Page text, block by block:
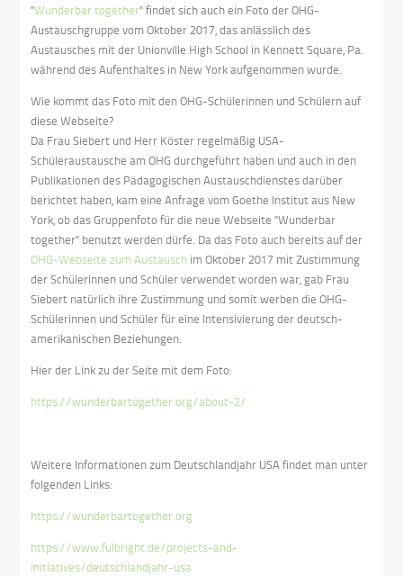
"Wunderbar together" findet sich auch ein Foto der OHG-
Austauschgruppe vom Oktober 2017, das anlässlich des
Austausches mit der Unionville High School in Kennett Square, Pa.
während des Aufenthaltes in New York aufgenommen wurde.
Wie kommt das Foto mit den OHG-Schülerinnen und Schülern auf
diese Webseite?
Da Frau Siebert und Herr Köster regelmäßig USA-
Schüleraustausche am OHG durchgeführt haben und auch in den
Publikationen des Pädagogischen Austauschdienstes darüber
berichtet haben, kam eine Anfrage vom Goethe Institut aus New
York, ob das Gruppenfoto für die neue Webseite "Wunderbar
together" benutzt werden dürfe. Da das Foto auch bereits auf der
OHG-Webseite zum Austausch im Oktober 2017 mit Zustimmung
der Schülerinnen und Schüler verwendet worden war, gab Frau
Siebert natürlich ihre Zustimmung und somit werben die OHG-
Schülerinnen und Schüler für eine Intensivierung der deutsch-
amerikanischen Beziehungen.
Hier der Link zu der Seite mit dem Foto:
https://wunderbartogether.org/about-2/
Weitere Informationen zum Deutschlandjahr USA findet man unter
folgenden Links:
https://wunderbartogether.org
https://www.fulbright.de/projects-and-
initiatives/deutschlandjahr-usa